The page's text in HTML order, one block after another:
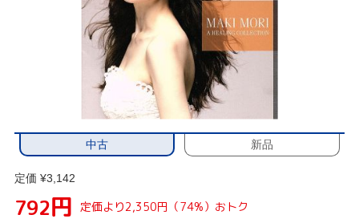
中古 新品
定価 ¥3,142
792円 定価より2,350円（74%）おトク